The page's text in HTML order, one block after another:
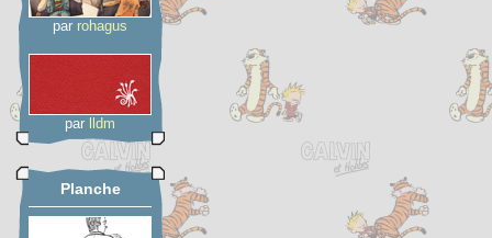
par rohagus
par lldm
Planche